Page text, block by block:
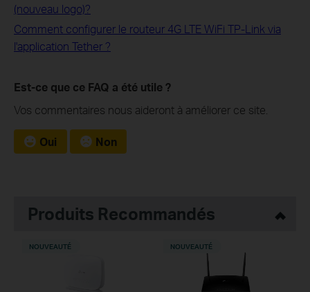
(nouveau logo)?
Comment configurer le routeur 4G LTE WiFi TP-Link via
l'application Tether ?
Est-ce que ce FAQ a été utile ?
Vos commentaires nous aideront à améliorer ce site.
Oui Non
Produits Recommandés
NOUVEAUTÉ NOUVEAUTÉ